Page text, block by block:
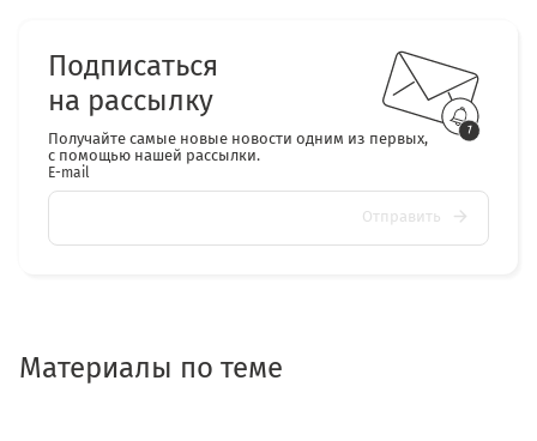
Подписаться
на рассылку
Получайте самые новые новости одним из первых,
с помощью нашей рассылки.
E-mail
Отправить
Материалы по теме